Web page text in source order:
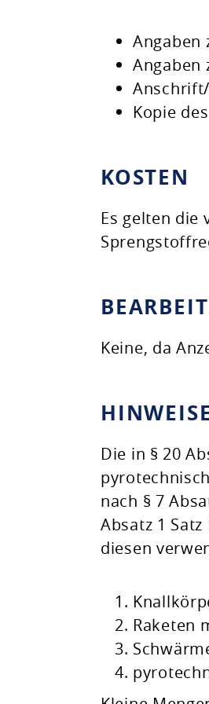
Angaben
Angaben
Kopie
KOSTEN
Es gelten die
Keine, da
HINWEISE
Die in § 20
nach § 7
Absatz 1
diesen
Raketen